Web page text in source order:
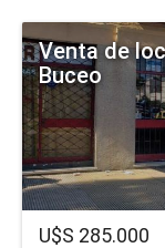
Venta de
Buceo
U$S 285.000